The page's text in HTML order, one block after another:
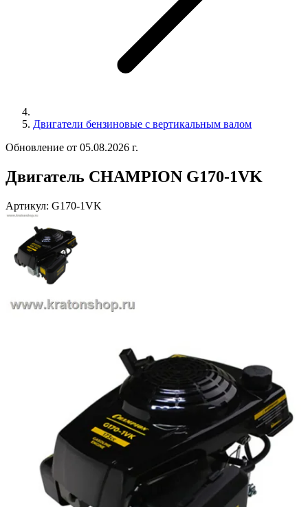
Двигатели бензиновые с вертикальным валом
Обновление от 05.08.2026 г.
Двигатель CHAMPION G170-1VK
Артикул: G170-1VK